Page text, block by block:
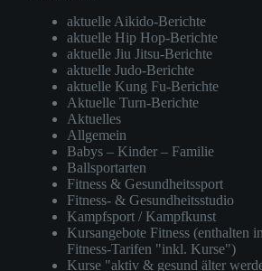
aktuelle Aikido-Berichte
aktuelle Hip Hop-Berichte
aktuelle Jiu Jitsu-Berichte
aktuelle Judo-Berichte
aktuelle Kung Fu-Berichte
Aktuelle Turn-Berichte
Aktuelles
Allgemein
Babys – Kinder – Familie
Ballsportarten
Fitness & Gesundheitssport
Fitness- & Gesundheitsstudio
Kampfsport / Kampfkunst
Kursangebote Fitness (enthalten in
Fitness-Tarifen "inkl. Kurse")
Kurse "aktiv & gesund älter